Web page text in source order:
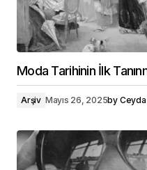
Moda Tarihinin İlk
Arşiv Mayıs 26, 2025by